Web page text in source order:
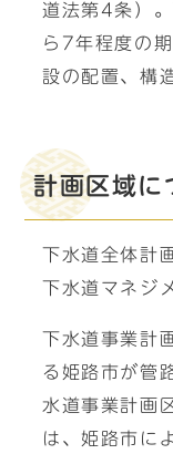
道法第4条）
ら7年程度の
設の配置、構
計画区域に
下水道全体計
下水道マネジ
下水道事業計
る姫路市が管
水道事業計画
は、姫路市に